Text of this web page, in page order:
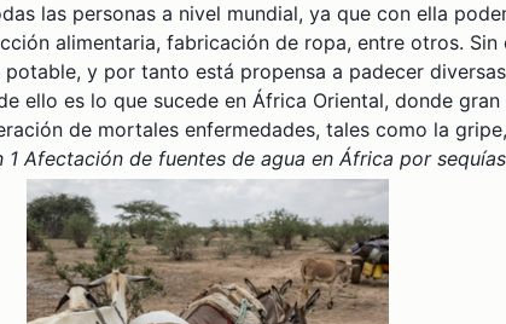
las personas a nivel mundial, ya que con ella
alimentaria, fabricación de ropa, entre otros.
y por tanto está propensa a padecer
ello es lo que sucede en África Oriental, donde
de mortales enfermedades, tales como la
1 Afectación de fuentes de agua en África por sequías